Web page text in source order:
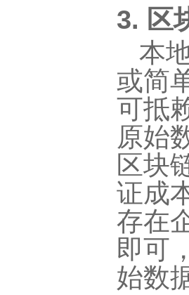
3. 区
本
或简
可抵
原始
区块
证成
存在
即可
始数